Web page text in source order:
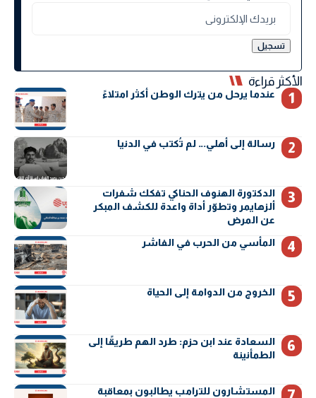
الأكثر قراءة
عندما يرحل من يترك الوطن أكثر امتلاءً
رسالة إلى أهلي… لم تُكتب في الدنيا
الدكتورة الهنوف الحناكي تفكك شفرات
ألزهايمر وتطوّر أداة واعدة للكشف المبكر
عن المرض
المأسي من الحرب في الفاشر
الخروج من الدوامة إلى الحياة
السعادة عند ابن حزم: طرد الهم طريقًا إلى
الطمأنينة
المستشارون للترامب يطالبون بمعاقبة